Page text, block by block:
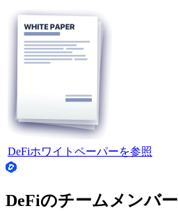
DeFiホワイトペーパーを参照
DeFiのチームメンバー